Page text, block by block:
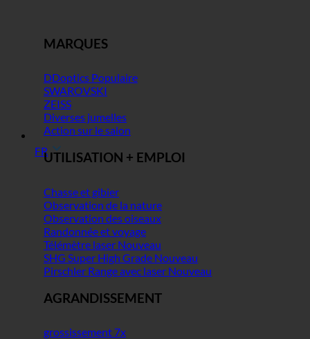
FR
MARQUES
DDoptics
SWAROVSKI
ZEISS
Diverses jumelles
Action sur le salon
UTILISATION + EMPLOI
Chasse et gibier
Observation de la nature
Observation des oiseaux
Randonnée et voyage
Télémètre laser
SHG Super High Grade
Pirschler Range avec laser
AGRANDISSEMENT
grossissement 7x